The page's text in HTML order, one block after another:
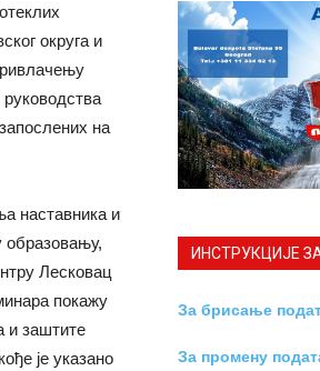
округа и
на
наставника и
образовању,
Лесковац
покажу
и заштите
је указано
ИНСТРУКЦИЈE
За брисање
За промену